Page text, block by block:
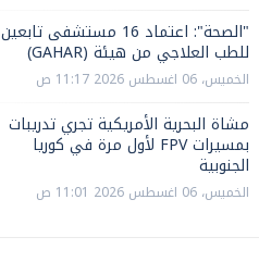
"الصحة": اعتماد 16 مستشفى تابعين
للطب العلاجي من هيئة (GAHAR)
الخميس، 06 اغسطس 2026 11:17 ص
مشاة البحرية الأمريكية تجري تدريبات
بمسيرات FPV لأول مرة في كوريا
الجنوبية
الخميس، 06 اغسطس 2026 11:01 ص